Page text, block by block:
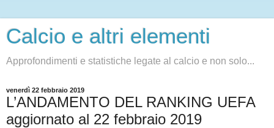
Calcio e altri elementi
Approfondimenti e statistiche legate al calcio e non solo...
venerdì 22 febbraio 2019
L’ANDAMENTO DEL RANKING UEFA
aggiornato al 22 febbraio 2019